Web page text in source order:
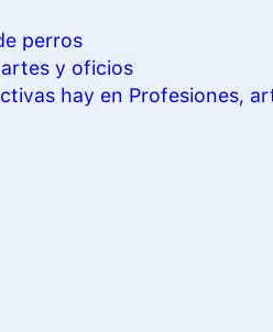
perros
y oficios
hay en Profesiones,